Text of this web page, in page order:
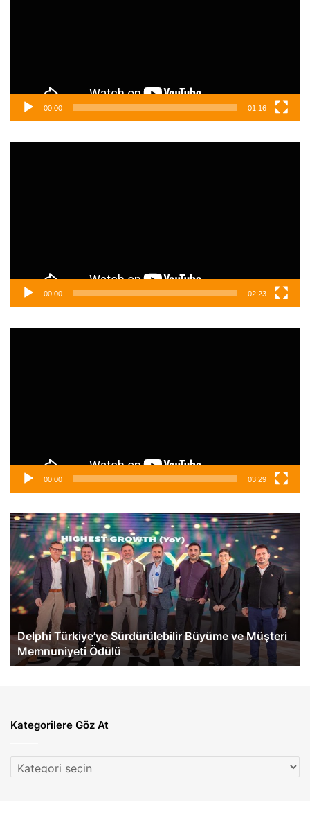
00:00 01:16
00:00 02:23
00:00 03:29
Delphi
Türkiye’ye
Sürdürülebilir
Büyüme
ve
Müşteri
Memnuniyeti
Delphi Türkiye’ye Sürdürülebilir Büyüme ve Müşteri
Memnuniyeti Ödülü
Kategorilere Göz At
Kategorilere
Göz